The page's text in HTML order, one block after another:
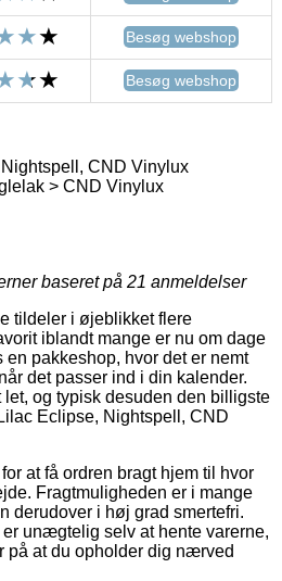
Besøg webshop
Besøg webshop
CND Vinylux
> CND Vinylux
baseret på 21 anmeldelser
tildeler i øjeblikket flere
iblandt mange er nu om dage
en pakkeshop, hvor det er nemt
det passer ind i din kalender.
let, og typisk desuden den billigste
Eclipse, Nightspell, CND
at få ordren bragt hjem til hvor
Fragtmuligheden er i mange
derudover i høj grad smertefri.
unægtelig selv at hente varerne,
på at du opholder dig nærved